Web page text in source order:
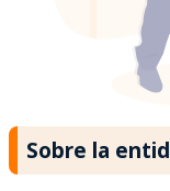
Sobre la